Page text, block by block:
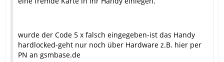
wurde der Code 5 x falsch eingegeben-ist das Handy
hardlocked-geht nur noch über Hardware z.B. hier per
PN an gsmbase.de